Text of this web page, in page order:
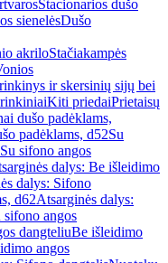
Stacionarios dušo
sienelėsDušo
akriloStačiakampės
ir skersinių sijų bei
Kiti priedaiPrietaisų
dušo padėklams,
padėklams, d52Su
sifono angos
dalys: Be išleidimo
dalys: Sifono
d62Atsarginės dalys:
sifono angos
dangteliuBe išleidimo
angos